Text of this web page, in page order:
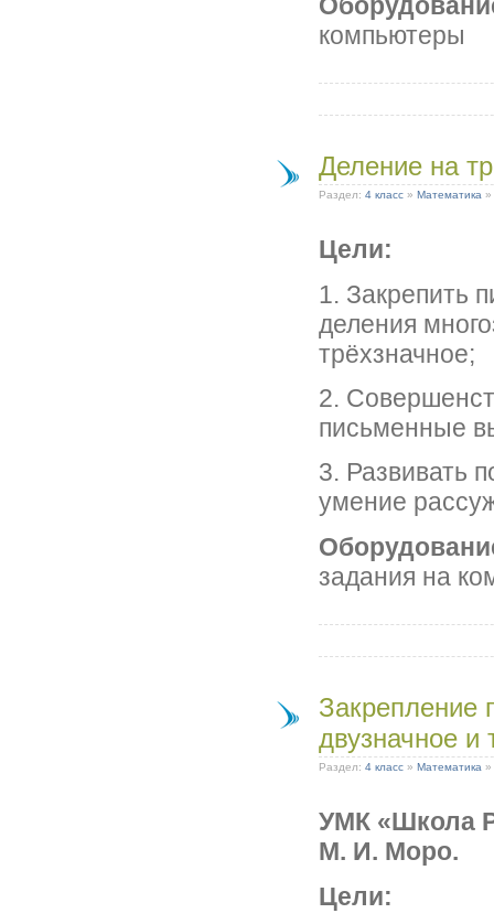
компьютеры
Деление на
Раздел: 4 класс » Математика »
Цели:
1. Закрепить
деления
трёхзначное;
2.
письменные
3. Развивать
умение
задания на
Закрепление
двузначное и
Раздел: 4 класс » Математика »
УМК «Школа
М. И. Моро.
Цели: